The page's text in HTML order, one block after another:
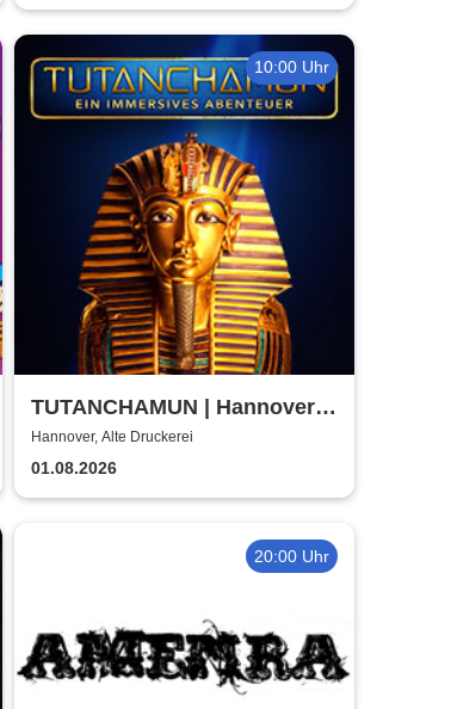
10:00 Uhr
TUTANCHAMUN | Hannover |
Flex-/Geschenktickets
Hannover, Alte Druckerei
01.08.2026
20:00 Uhr